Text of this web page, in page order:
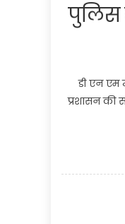
पुलिस
डी एन एम
प्रशासन की